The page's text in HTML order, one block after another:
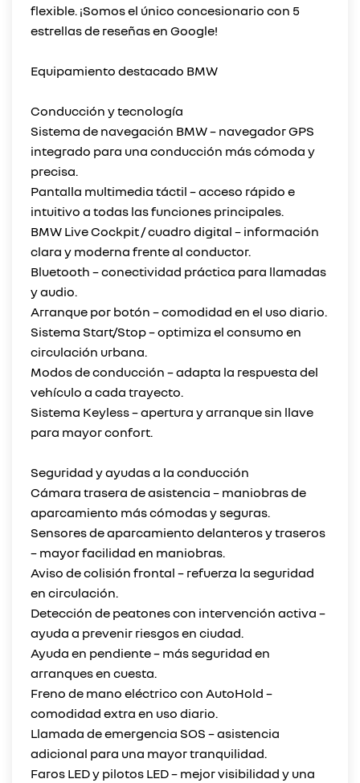
flexible. ¡Somos el único concesionario con 5
estrellas de reseñas en Google!
Equipamiento destacado BMW
Conducción y tecnología
Sistema de navegación BMW – navegador GPS
integrado para una conducción más cómoda y
precisa.
Pantalla multimedia táctil – acceso rápido e
intuitivo a todas las funciones principales.
BMW Live Cockpit / cuadro digital – información
clara y moderna frente al conductor.
Bluetooth – conectividad práctica para llamadas
y audio.
Arranque por botón – comodidad en el uso diario.
Sistema Start/Stop – optimiza el consumo en
circulación urbana.
Modos de conducción – adapta la respuesta del
vehículo a cada trayecto.
Sistema Keyless – apertura y arranque sin llave
para mayor confort.
Seguridad y ayudas a la conducción
Cámara trasera de asistencia – maniobras de
aparcamiento más cómodas y seguras.
Sensores de aparcamiento delanteros y traseros
– mayor facilidad en maniobras.
Aviso de colisión frontal – refuerza la seguridad
en circulación.
Detección de peatones con intervención activa –
ayuda a prevenir riesgos en ciudad.
Ayuda en pendiente – más seguridad en
arranques en cuesta.
Freno de mano eléctrico con AutoHold –
comodidad extra en uso diario.
Llamada de emergencia SOS – asistencia
adicional para una mayor tranquilidad.
Faros LED y pilotos LED – mejor visibilidad y una